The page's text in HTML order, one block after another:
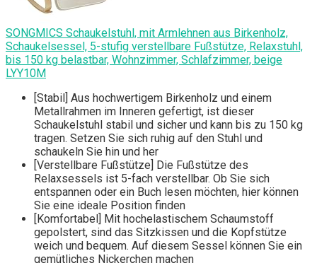
SONGMICS Schaukelstuhl, mit Armlehnen aus Birkenholz,
Schaukelsessel, 5-stufig verstellbare Fußstütze, Relaxstuhl,
bis 150 kg belastbar, Wohnzimmer, Schlafzimmer, beige
LYY10M
[Stabil] Aus hochwertigem Birkenholz und einem
Metallrahmen im Inneren gefertigt, ist dieser
Schaukelstuhl stabil und sicher und kann bis zu 150 kg
tragen. Setzen Sie sich ruhig auf den Stuhl und
schaukeln Sie hin und her
[Verstellbare Fußstütze] Die Fußstütze des
Relaxsessels ist 5-fach verstellbar. Ob Sie sich
entspannen oder ein Buch lesen möchten, hier können
Sie eine ideale Position finden
[Komfortabel] Mit hochelastischem Schaumstoff
gepolstert, sind das Sitzkissen und die Kopfstütze
weich und bequem. Auf diesem Sessel können Sie ein
gemütliches Nickerchen machen